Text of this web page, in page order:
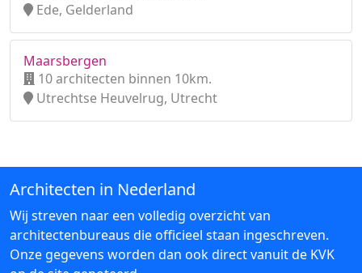
Ede, Gelderland
Maarsbergen
10 architecten binnen 10km.
Utrechtse Heuvelrug, Utrecht
Architecten in Nederland
Wij streven naar een volledig overzicht van
architectenbureaus die officieel staan ingeschreven.
Onze gegevens worden dan ook direct vanuit de KVK